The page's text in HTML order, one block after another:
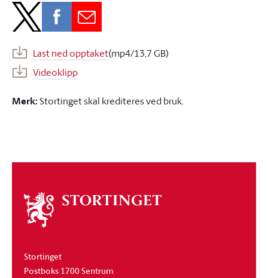
Last ned opptaket(mp4/13,7 GB)
Videoklipp
Merk:Stortinget skal krediteres ved bruk.
Om
stortinget
Stortinget
Postboks 1700 Sentrum